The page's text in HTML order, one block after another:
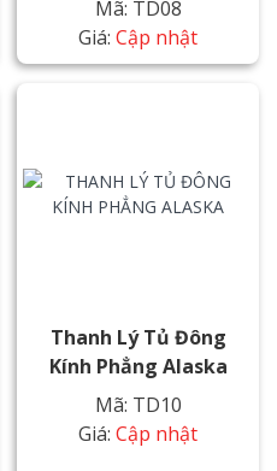
Mã: TD08
Giá: Cập nhật
Thanh Lý Tủ Đông
Kính Phẳng Alaska
Mã: TD10
Giá: Cập nhật